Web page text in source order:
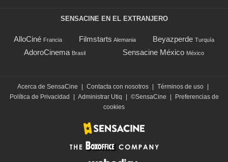
SENSACINE EN EL EXTRANJERO
AlloCiné Francia Filmstarts Alemania Beyazperde Turquía
AdoroCinema Brasil Sensacine México México
Acerca de SensaCine Contacta con nosotros Términos de uso
Política de Privacidad
Administrar Utiq ©SensaCine
Preferencias de
cookies